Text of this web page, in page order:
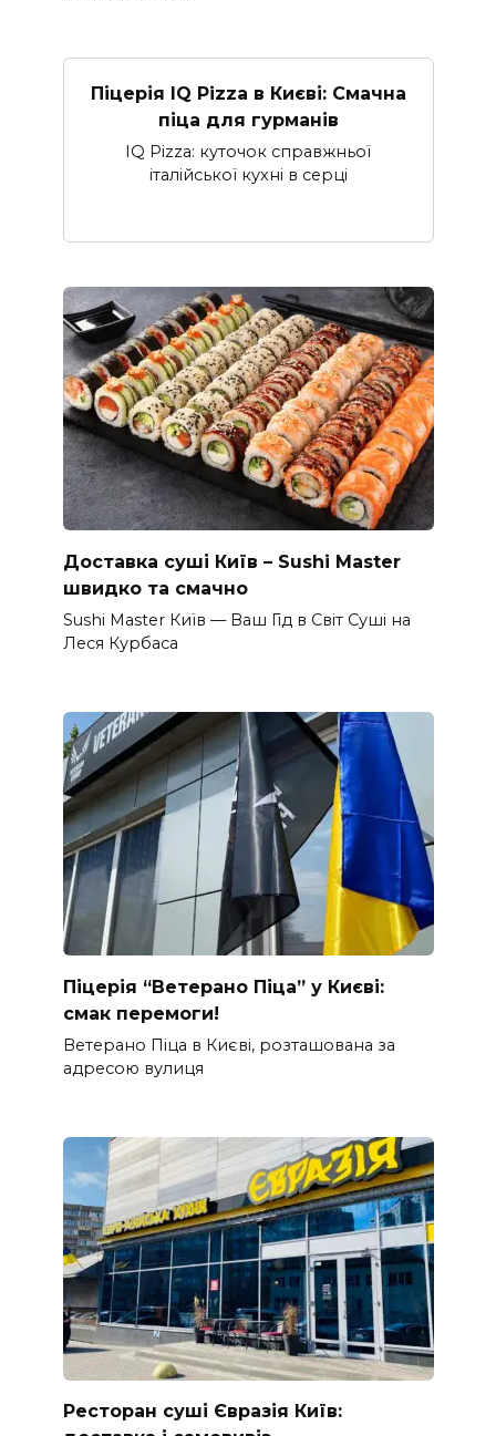
Піцерія IQ Pizza в Києві: Смачна
піца для гурманів
IQ Pizza: куточок справжньої
італійської кухні в серці
Доставка суші Київ – Sushi Master
швидко та смачно
Sushi Master Київ — Ваш Гід в Світ Суші на
Леся Курбаса
Піцерія “Ветерано Піца” у Києві:
смак перемоги!
Ветерано Піца в Києві, розташована за
адресою вулиця
Ресторан суші Євразія Київ: